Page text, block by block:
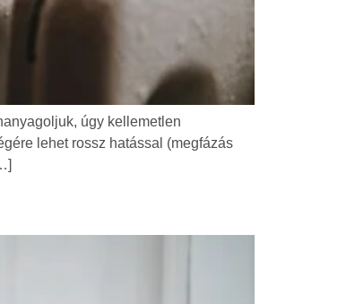
úgy kellemetlen
lehet rossz hatással (megfázás